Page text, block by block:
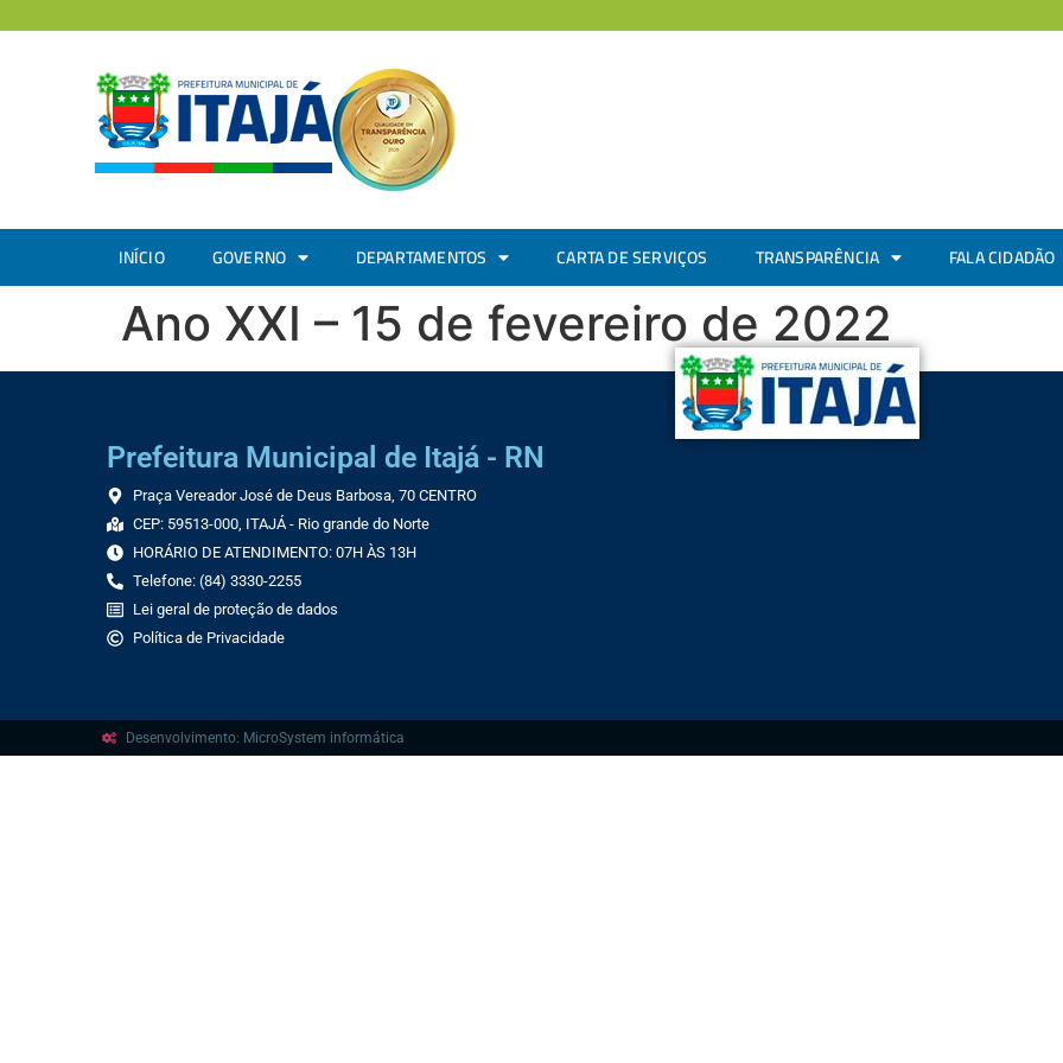
INÍCIO GOVERNO DEPARTAMENTOS CARTA DE SERVIÇOS TRANSPARÊNCIA FALA CIDADÃO
Ano XXI – 15 de fevereiro de 2022
Prefeitura Municipal de Itajá - RN
Praça Vereador José de Deus Barbosa, 70 CENTRO
CEP: 59513-000, ITAJÁ - Rio grande do Norte
HORÁRIO DE ATENDIMENTO: 07H ÀS 13H
Telefone: (84) 3330-2255
Lei geral de proteção de dados
Política de Privacidade
Desenvolvimento: MicroSystem informática